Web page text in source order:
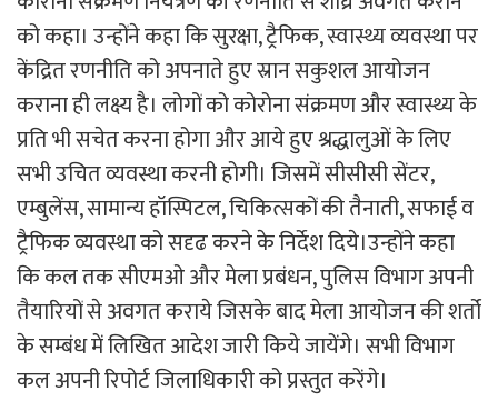
को कहा। उन्होंने कहा कि सुरक्षा, ट्रैफिक, स्वास्थ्य व्यवस्था पर
केंद्रित रणनीति को अपनाते हुए स्रान सकुशल आयोजन
कराना ही लक्ष्य है। लोगों को कोरोना संक्रमण और स्वास्थ्य के
प्रति भी सचेत करना होगा और आये हुए श्रद्धालुओं के लिए
सभी उचित व्यवस्था करनी होगी। जिसमें सीसीसी सेंटर,
एम्बुलेंस, सामान्य हॉस्पिटल, चिकित्सकों की तैनाती, सफाई व
ट्रैफिक व्यवस्था को सदृढ करने के निर्देश दिये।उन्होंने कहा
कि कल तक सीएमओ और मेला प्रबंधन, पुलिस विभाग अपनी
तैयारियों से अवगत कराये जिसके बाद मेला आयोजन की शर्तो
के सम्बंध में लिखित आदेश जारी किये जायेंगे। सभी विभाग
कल अपनी रिपोर्ट जिलाधिकारी को प्रस्तुत करेंगे।